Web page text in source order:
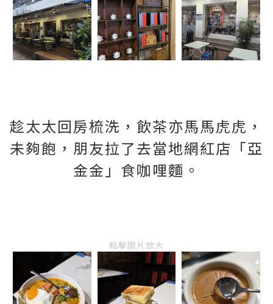
趁太太回房梳洗，飲茶亦馬馬虎虎，
未夠飽，朋友拉了去當地網紅店「亞
金金」食咖哩麵。
點擊圖片放大